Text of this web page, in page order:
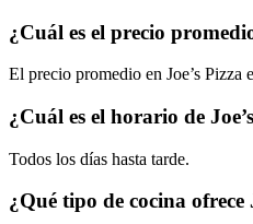
¿Cuál es el precio
El precio promedio en Joe’s Pizza
¿Cuál es el horario de
Todos los días hasta tarde.
¿Qué tipo de cocina ofrece